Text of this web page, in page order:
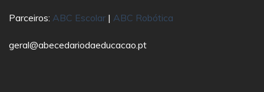
Parceiros: ABC Escolar | ABC Robótica
geral@abecedariodaeducacao.pt